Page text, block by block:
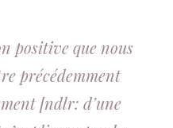
positive que nous
précédemment
[ndlr: d’une